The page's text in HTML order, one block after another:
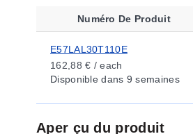
Numéro De Produit
E57LAL30T110E
162,88 € / each
Disponible dans 9 semaines
Aper çu du produit